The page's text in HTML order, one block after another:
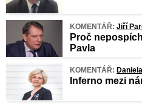
KOMENTÁŘ: Jiří
Proč
Pavla
KOMENTÁŘ:
Inferno mezi